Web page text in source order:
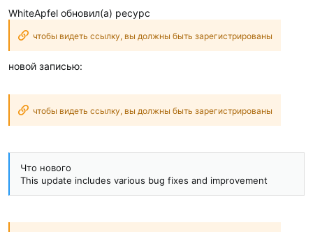
WhiteApfel обновил(а) ресурс
чтобы видеть ссылку, вы должны быть зарегистрированы
новой записью:
чтобы видеть ссылку, вы должны быть зарегистрированы
Что нового
This update includes various bug fixes and improvement